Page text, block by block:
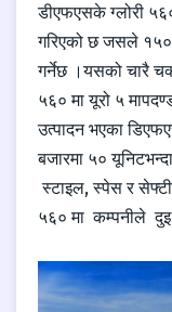
डीएफएसके ग्लोरी
गरिएको छ जसले १५०
गर्नेछ ।यसको चारै
५६० मा यूरो ५
उत्पादन भएका
बजारमा ५०
स्टाइल, स्पेस र
५६० मा कम्पनीले दुइ